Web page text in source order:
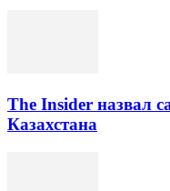
The Insider назвал
Казахстана